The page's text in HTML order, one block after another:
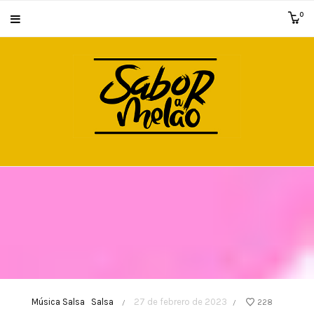
0
Música Salsa Salsa / 27 de febrero de 2023 / 228